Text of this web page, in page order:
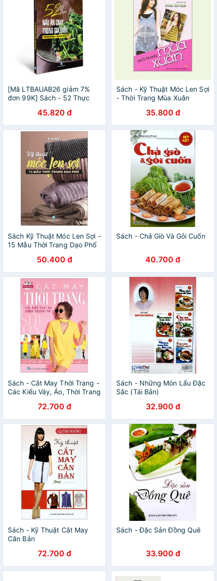
[Mã LTBAUAB26 giảm 7%
đơn 99K] Sách - 52 Thực
45.820 đ
Sách - Kỹ Thuật Móc Len Sợi
- Thời Trang Mùa Xuân
35.800 đ
Sách Kỹ Thuật Móc Len Sợi -
15 Mẫu Thời Trang Dạo Phố
50.400 đ
Sách - Chả Giò Và Gỏi Cuốn
40.700 đ
Sách - Cắt May Thời Trang -
Các Kiểu Váy, Áo, Thời Trang
72.700 đ
Sách - Những Món Lẩu Đặc
Sắc (Tái Bản)
32.900 đ
Sách - Kỹ Thuật Cắt May
Căn Bản
72.700 đ
Sách - Đặc Sản Đồng Quê
33.900 đ